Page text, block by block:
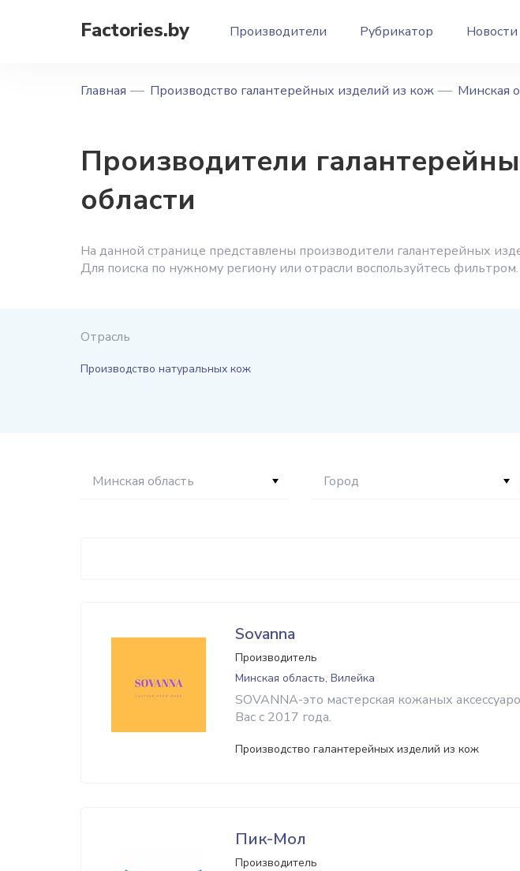
Factories.by Производители Рубрикатор Новости
Главная Производство галантерейных изделий из кож Минская
Производители
области
На данной странице представлены производители галантерейных
Для поиска по нужному региону или отрасли воспользуйтесь
Отрасль
Производство натуральных кож
Минская область Город
Sovanna
Производитель
Минская область, Вилейка
SOVANNA-это мастерская кожаных
Вас с 2017 года.
Производство галантерейных изделий из кож
Пик-Мол
Производитель